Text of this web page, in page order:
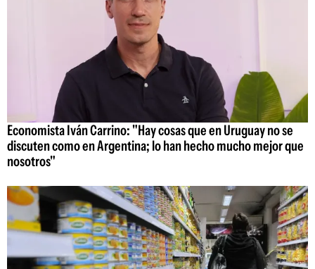
Economista Iván Carrino: "Hay cosas que en Uruguay no se
discuten como en Argentina; lo han hecho mucho mejor que
nosotros"